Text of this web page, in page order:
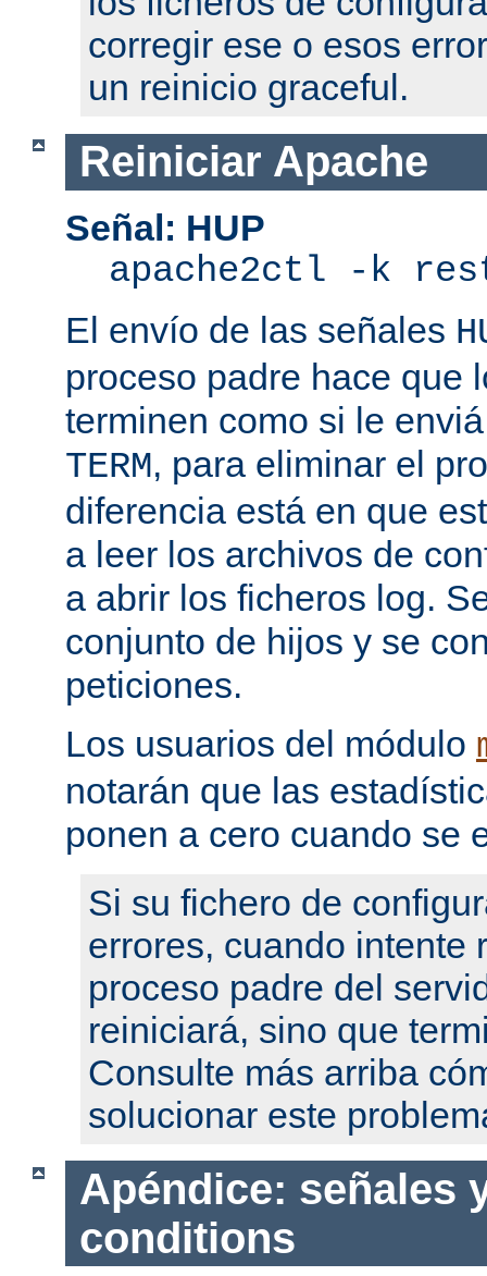
corregir ese o esos
un reinicio graceful.
Reiniciar Apache
Señal: HUP
apache2ctl -k
El envío de las señales
proceso padre hace que
terminen como si le
TERM, para eliminar el
diferencia está en que
a leer los archivos de
a abrir los ficheros log.
conjunto de hijos y se
peticiones.
Los usuarios del módulo
notarán que las
ponen a cero cuando se
Si su fichero de
errores, cuando intente
proceso padre del
reiniciará, sino que
Consulte más arriba
solucionar este
Apéndice: señales
conditions